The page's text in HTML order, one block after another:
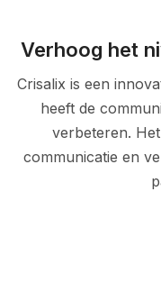
Verhoog het
Crisalix is een
heeft de
verbeteren.
communicatie en